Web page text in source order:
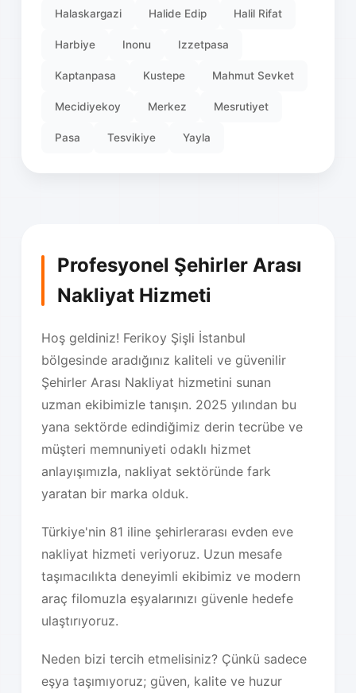
Profesyonel Şehirler Arası
Nakliyat Hizmeti
Hoş geldiniz! Ferikoy Şişli İstanbul
bölgesinde aradığınız kaliteli ve güvenilir
Şehirler Arası Nakliyat hizmetini sunan
uzman ekibimizle tanışın. 2025 yılından bu
yana sektörde edindiğimiz derin tecrübe ve
müşteri memnuniyeti odaklı hizmet
anlayışımızla, nakliyat sektöründe fark
yaratan bir marka olduk.
Türkiye'nin 81 iline şehirlerarası evden eve
nakliyat hizmeti veriyoruz. Uzun mesafe
taşımacılıkta deneyimli ekibimiz ve modern
araç filomuzla eşyalarınızı güvenle hedefe
ulaştırıyoruz.
Neden bizi tercih etmelisiniz? Çünkü sadece
eşya taşımıyoruz; güven, kalite ve huzur
Halaskargazi Halide Edip Halil Rifat
Harbiye Inonu Izzetpasa
Kaptanpasa Kustepe Mahmut Sevket
Mecidiyekoy Merkez Mesrutiyet
Pasa Tesvikiye Yayla